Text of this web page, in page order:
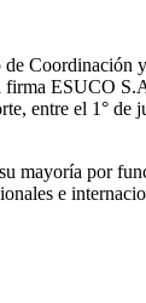
Coordinación
firma ESUCO
entre el 1° de
mayoría por
e